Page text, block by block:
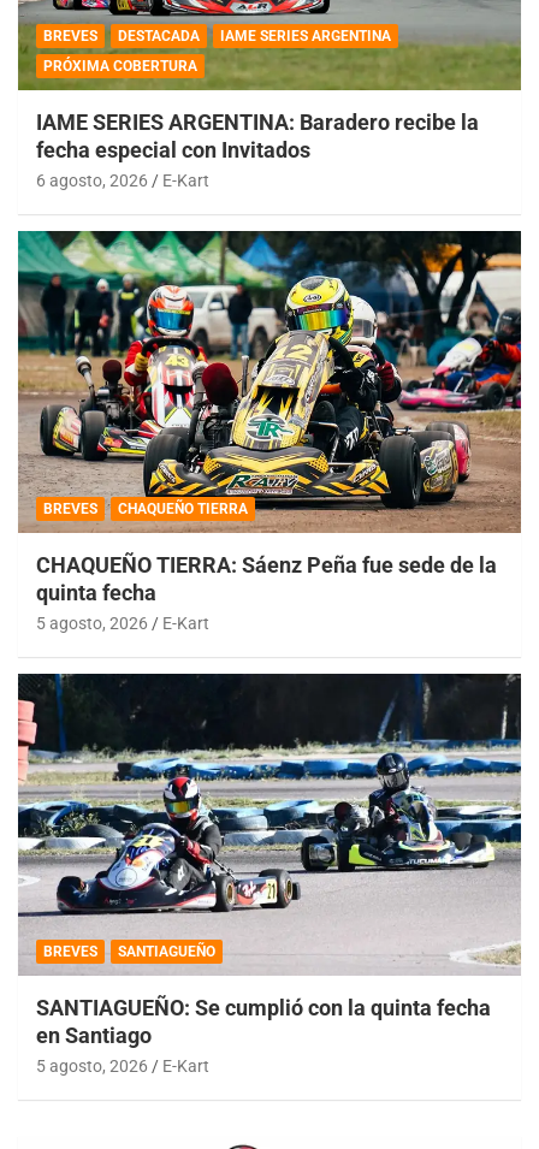
BREVES DESTACADA
IAME SERIES ARGENTINA
PRÓXIMA COBERTURA
IAME SERIES ARGENTINA: Baradero recibe la
fecha especial con Invitados
6 agosto, 2026 E-Kart
BREVES CHAQUEÑO TIERRA
CHAQUEÑO TIERRA: Sáenz Peña fue sede de la
quinta fecha
5 agosto, 2026 E-Kart
BREVES SANTIAGUEÑO
SANTIAGUEÑO: Se cumplió con la quinta fecha
en Santiago
5 agosto, 2026 E-Kart